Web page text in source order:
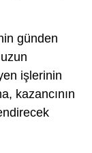
günden
işlerinin
kazancının